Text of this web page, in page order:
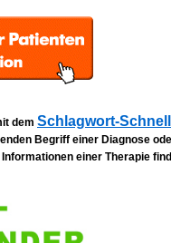
dem Schlagwort-
Begriff einer Diagnose
einer Therapie